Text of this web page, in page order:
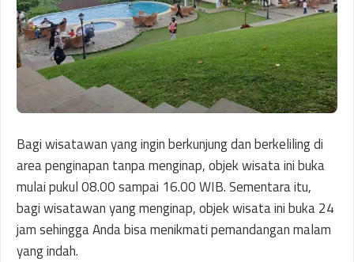
Bagi wisatawan yang ingin berkunjung dan berkeliling di
area penginapan tanpa menginap, objek wisata ini buka
mulai pukul 08.00 sampai 16.00 WIB. Sementara itu,
bagi wisatawan yang menginap, objek wisata ini buka 24
jam sehingga Anda bisa menikmati pemandangan malam
yang indah.